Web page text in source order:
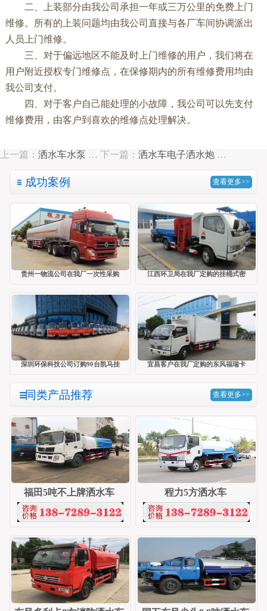
二、上装部分由我公司承担一年或三万公里的免费上门
维修。所有的上装问题均由我公司直接与各厂车间协调派出
人员上门维修。
三、对于偏远地区不能及时上门维修的用户，我们将在
用户附近授权专门维修点，在保修期内的所有维修费用均由
我公司支付。
四、对于客户自己能处理的小故障，我公司可以先支付
维修费用，由客户到喜欢的维修点处理解决。
上一篇： 洒水车水泵 … 下一篇： 洒水车电子洒水炮 …
成功案例 查看更多>>
贵州一物流公司在我厂一次性采购 江西环卫局在我厂定购的挂桶式密
深圳环保科技公司订购90台凯马挂 宜昌客户在我厂定购的东风福瑞卡
同类产品推荐 查看更多>>
福田5吨不上牌洒水车 程力5方洒水车